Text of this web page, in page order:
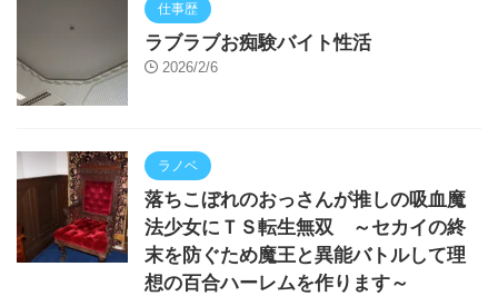
仕事歴
ラブラブお痴験バイト性活
2026/2/6
ラノベ
落ちこぼれのおっさんが推しの吸血魔
法少女にＴＳ転生無双 ～セカイの終
末を防ぐため魔王と異能バトルして理
想の百合ハーレムを作ります～